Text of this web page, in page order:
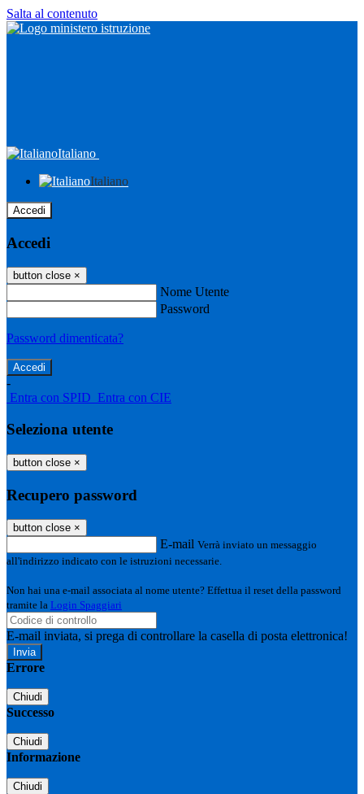
Salta al contenuto
Italiano
Italiano
Accedi
Accedi
button close ×
Nome Utente
Password
Password dimenticata?
-
Entra con SPID Entra con CIE
Seleziona utente
button close ×
Recupero password
button close ×
E-mail Verrà inviato un messaggio
all'indirizzo indicato con le istruzioni necessarie.
Non hai una e-mail associata al nome utente? Effettua il reset della password
tramite la Login Spaggiari
E-mail inviata, si prega di controllare la casella di posta elettronica!
Errore
Chiudi
Successo
Chiudi
Informazione
Chiudi